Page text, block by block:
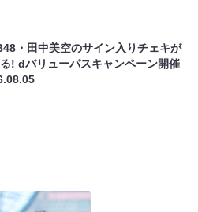
・田中美空のサイン入りチェキが
! dバリューパスキャンペーン開催